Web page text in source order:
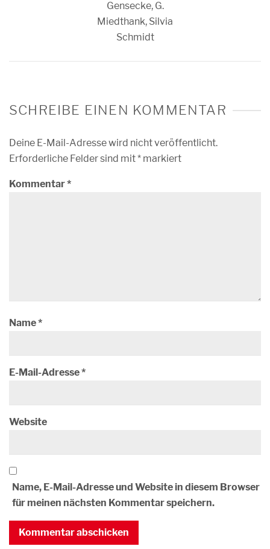
Gensecke, G.
Miedthank, Silvia
Schmidt
SCHREIBE EINEN KOMMENTAR
Deine E-Mail-Adresse wird nicht veröffentlicht.
Erforderliche Felder sind mit* markiert
Kommentar*
Name*
E-Mail-Adresse*
Website
Name, E-Mail-Adresse und Website in diesem Browser
für meinen nächsten Kommentar speichern.